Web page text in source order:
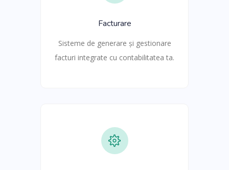
Facturare
Sisteme de generare și gestionare
facturi integrate cu contabilitatea ta.